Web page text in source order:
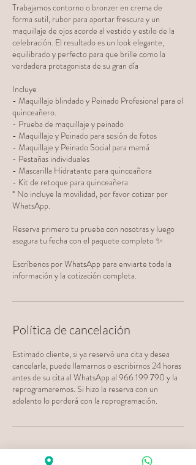
Trabajamos contorno o bronzer en crema de
forma sutil, rubor para aportar frescura y un
maquillaje de ojos acorde al vestido y estilo de la
celebración. El resultado es un look elegante,
equilibrado y perfecto para que brille como la
verdadera protagonista de su gran día
Incluye
- Maquillaje blindado y Peinado Profesional para el
quinceañero.
- Prueba de maquillaje y peinado
- Maquillaje y Peinado para sesión de fotos
- Maquillaje y Peinado Social para mamá
- Pestañas individuales
- Mascarilla Hidratante para quinceañera
- Kit de retoque para quinceañera
* No incluye la movilidad, por favor cotizar por
WhatsApp.
Reserva primero tu prueba con nosotras y luego
asegura tu fecha con el paquete completo ✨
Escríbenos por WhatsApp para enviarte toda la
información y la cotización completa.
Política de cancelación
Estimado cliente, si ya reservó una cita y desea
cancelarla, puede llamarnos o escribirnos 24 horas
antes de su cita al WhatsApp al 966 199 790 y la
reprogramaremos. Si hizo la reserva con un
adelanto lo perderá con la reprogramación.
Datos de contacto